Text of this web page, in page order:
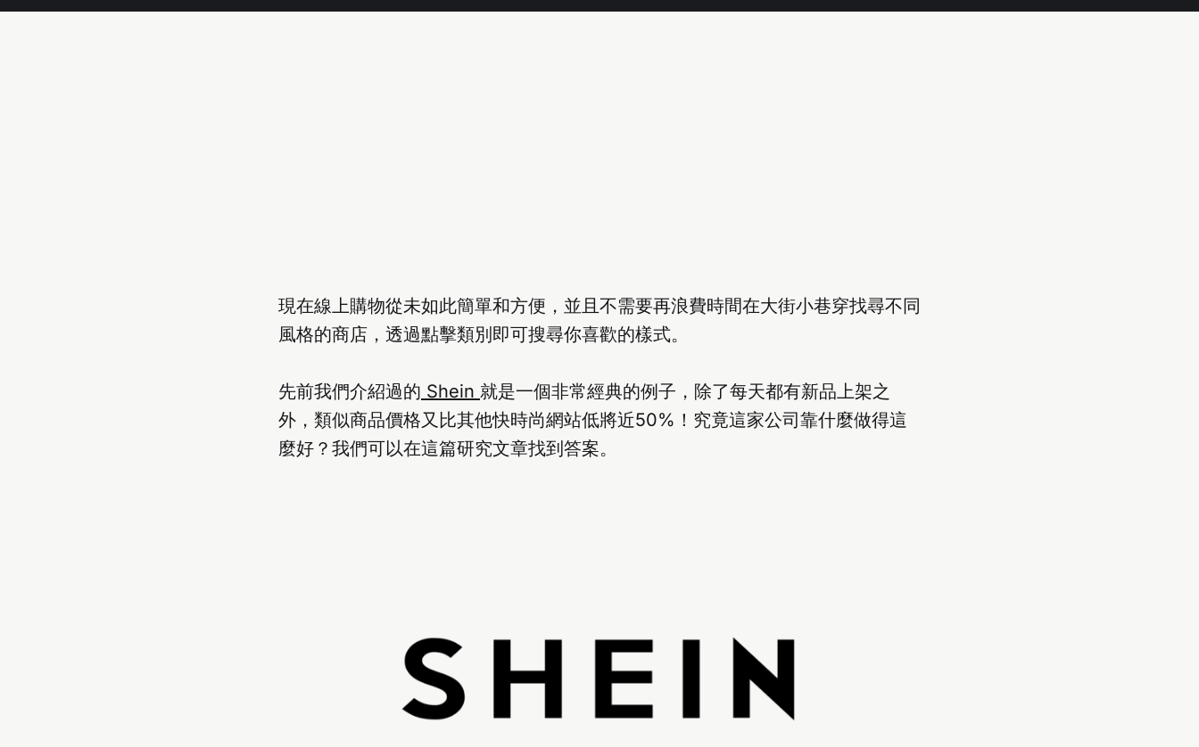
現在線上購物從未如此簡單和方便，並且不需要再浪費時間在大街小巷穿找尋不同
風格的商店，透過點擊類別即可搜尋你喜歡的樣式。
先前我們介紹過的 Shein 就是一個非常經典的例子，除了每天都有新品上架之
外，類似商品價格又比其他快時尚網站低將近50%！究竟這家公司靠什麼做得這
麼好？我們可以在這篇研究文章找到答案。